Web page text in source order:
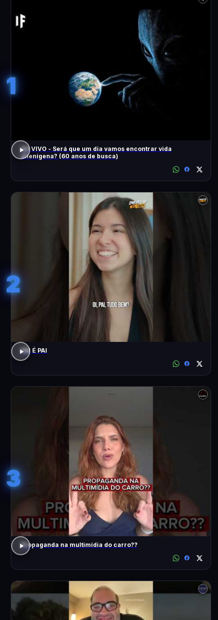
1
AO VIVO - Será que um dia vamos encontrar vida
alienígena? (60 anos de busca)
2
PAI É PAI
3
Propaganda na multimídia do carro??